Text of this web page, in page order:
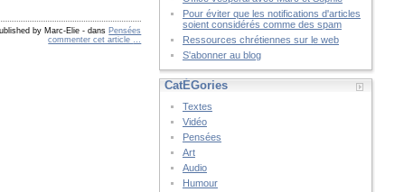
by Marc-Elie - dans Pensées
commenter cet article
Pour éviter que les notifications d'articles
soient considérés comme des spam
Ressources chrétiennes sur le web
S'abonner au blog
CatÉGories
Textes
Vidéo
Pensées
Art
Audio
Humour